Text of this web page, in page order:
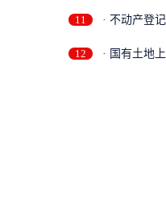
11 · 不动产登
12 · 国有土地